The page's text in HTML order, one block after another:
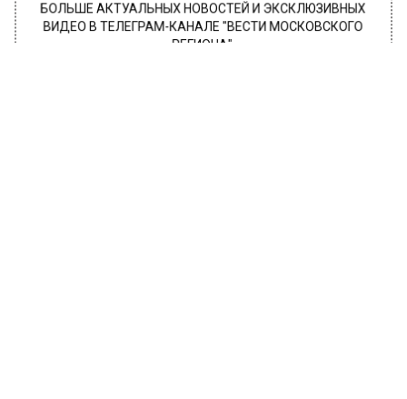
БОЛЬШЕ АКТУАЛЬНЫХ НОВОСТЕЙ И ЭКСКЛЮЗИВНЫХ
ВИДЕО В ТЕЛЕГРАМ-КАНАЛЕ "ВЕСТИ МОСКОВСКОГО
РЕГИОНА".